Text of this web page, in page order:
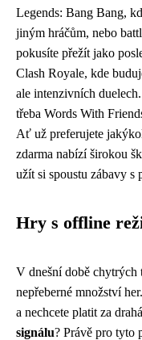
Legends: Bang Bang,
jiným hráčům, nebo
pokusíte přežít jako
Clash Royale, kde
ale intenzivních
třeba Words With
Ať už preferujete
zdarma nabízí širokou
užít si spoustu zábavy s
Hry s offline
V dnešní době chytrých
nepřeberné množství
a nechcete platit za
signálu? Právě pro tyto